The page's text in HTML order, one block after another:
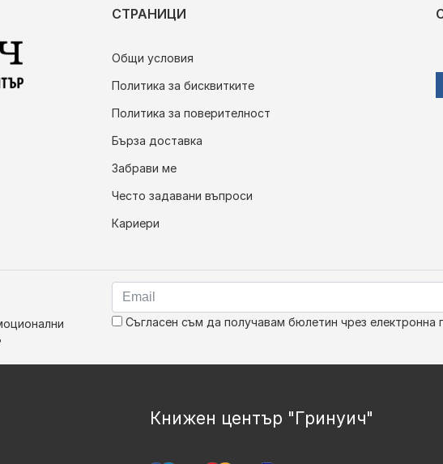
СТРАНИЦИ
Общи условия
Политика за бисквитките
Политика за поверителност
Бърза доставка
Забрави ме
Често задавани въпроси
Кариери
Съгласен съм да получавам бюлетин чрез електронна
Книжен център "Гринуич"